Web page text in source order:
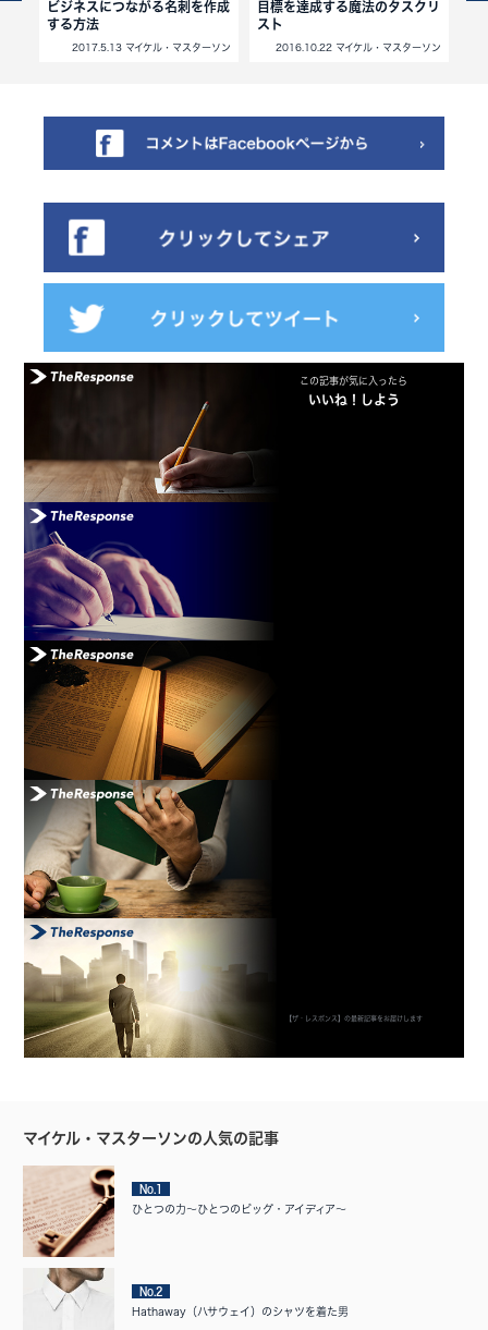
ビジネスにつながる名刺を作成
する方法
2017.5.13 マイケル・マスターソン
目標を達成する魔法のタスクリ
スト
2016.10.22 マイケル・マスターソン
この記事が気に入ったら
いいね！しよう
【ザ・レスポンス】の最新記事をお届けします
マイケル・マスターソンの人気の記事
No.1
ひとつの力〜ひとつのビッグ・アイディア〜
No.2
Hathaway（ハサウェイ）のシャツを着た男